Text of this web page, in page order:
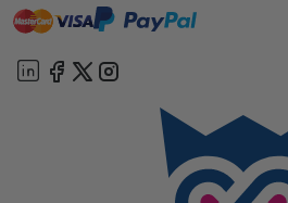
mastervisa paypal